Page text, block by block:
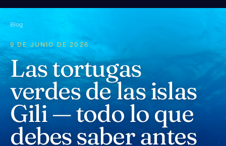
Blog
9 DE JUNIO DE 2026
Las tortugas
verdes de las islas
Gili — todo lo que
debes saber antes